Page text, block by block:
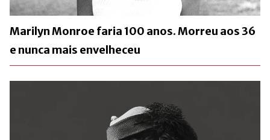
Marilyn Monroe faria 100 anos. Morreu aos 36
e nunca mais envelheceu